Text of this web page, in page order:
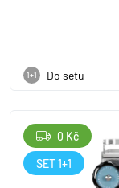
1+1 Do setu
0 Kč
SET 1+1